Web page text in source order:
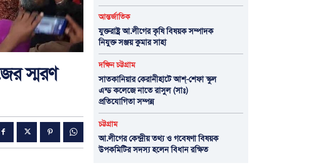
স্মরণ
আন্তর্জাতিক
যুক্তরাষ্ট্র আ.লীগের কৃষি বিষয়ক সম্পাদক
নিযুক্ত সঞ্জয় কুমার সাহা
দক্ষিন চট্টগ্রাম
সাতকানিয়ার কেরানীহাটে আশ্-শেফা স্কুল
এন্ড কলেজে নাতে রাসুল (সাঃ)
প্রতিযোগিতা সম্পন্ন
চট্টগ্রাম
আ.লীগের কেন্দ্রীয় তথ্য ও গবেষণা বিষয়ক
উপকমিটির সদস্য হলেন বিধান রক্ষিত